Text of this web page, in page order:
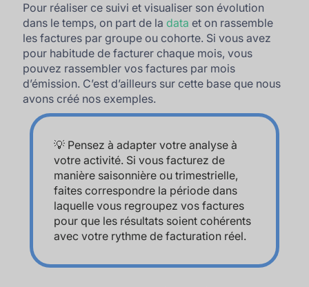
Pour réaliser ce suivi et visualiser son évolution
dans le temps, on part de ladata et on rassemble
les factures par groupe ou cohorte. Si vous avez
pour habitude de facturer chaque mois, vous
pouvez rassembler vos factures par mois
d’émission. C’est d’ailleurs sur cette base que nous
avons créé nos exemples.
💡 Pensez à adapter votre analyse à
votre activité. Si vous facturez de
manière saisonnière ou trimestrielle,
faites correspondre la période dans
laquelle vous regroupez vos factures
pour que les résultats soient cohérents
avec votre rythme de facturation réel.